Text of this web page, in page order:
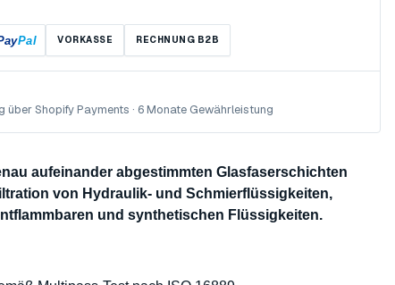
Pal VORKASSE RECHNUNG B2B
über Shopify Payments · 6 Monate Gewährleistung
aufeinander abgestimmten Glasfaserschichten
von Hydraulik- und Schmierflüssigkeiten,
und synthetischen Flüssigkeiten.